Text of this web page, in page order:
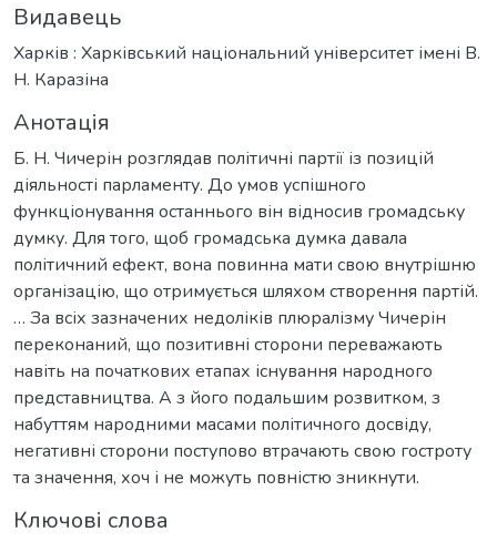
Видавець
Харків : Харківський національний університет імені В.
Н. Каразіна
Анотація
Б. Н. Чичерін розглядав політичні партії із позицій
діяльності парламенту. До умов успішного
функціонування останнього він відносив громадську
думку. Для того, щоб громадська думка давала
політичний ефект, вона повинна мати свою внутрішню
організацію, що отримується шляхом створення партій.
… За всіх зазначених недоліків плюралізму Чичерін
переконаний, що позитивні сторони переважають
навіть на початкових етапах існування народного
представництва. А з його подальшим розвитком, з
набуттям народними масами політичного досвіду,
негативні сторони поступово втрачають свою гостроту
та значення, хоч і не можуть повністю зникнути.
Ключові слова